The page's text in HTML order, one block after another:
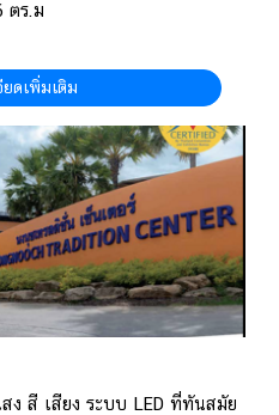
ตร.ม
ยดเพิ่มเติม
ง สี เสียง ระบบ LED ที่ทันสมัย